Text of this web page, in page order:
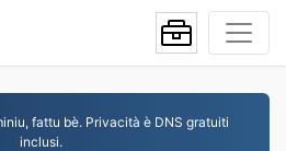
fattu bè. Privacità è DNS gratuiti
inclusi.